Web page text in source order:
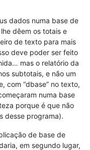
dados numa base de
dêem os totais e
de texto para mais
deve poder ser feito
mas o relatório da
subtotais, e não um
com “dbase” no texto,
numa base
porque é que não
desse programa).
de base de
em segundo lugar,